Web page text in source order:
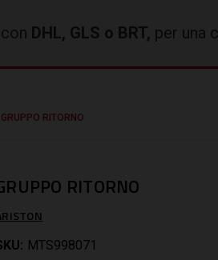
DHL, GLS o BRT, per una
GRUPPO RITORNO
RITORNO
MTS998071